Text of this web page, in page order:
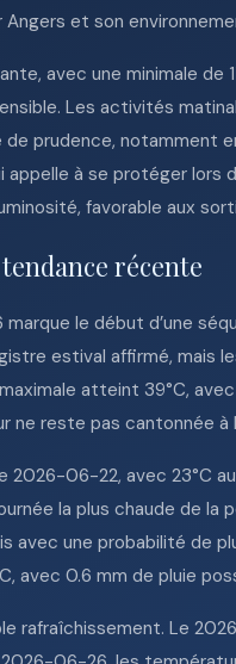
et son
avec une minimale
Les activités
prudence, notamment
appelle à se protéger
favorable aux
récente
le début d’une
estival affirmé,
atteint 39°C,
ne reste pas cantonnée
06-22, avec 23°C
la plus chaude de la
avec une probabilité de
avec 0.6 mm de pluie
rafraîchissement. Le